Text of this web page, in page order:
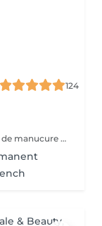
124
Le vernis semi-permanent est une technique de manucure qui permet de garder des ongles parfaitement laqués, sans écailles, jusqu´à 2-3 semaines.